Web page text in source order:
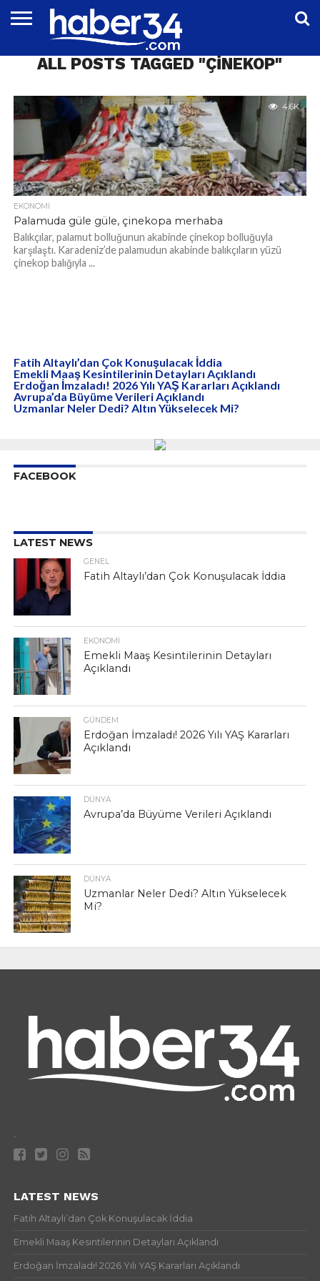
EĞITIM
EKONOMI
GENEL
MAGAZIN
OTOMOTIV
SIYASET
SPOR
TEKNOLOJI
ALL POSTS TAGGED "ÇINEKOP"
4.6K
EKONOMI
Palamuda güle güle, çinekopa merhaba
Balıkçılar, palamut bolluğunun akabinde çinekop bolluğuyla
karşılaştı. Karadeniz’de palamudun akabinde balıkçıların yüzü
çinekop balığıyla ...
Fatih Altaylı’dan Çok Konuşulacak İddia
Emekli Maaş Kesintilerinin Detayları Açıklandı
Erdoğan İmzaladı! 2026 Yılı YAŞ Kararları Açıklandı
Avrupa’da Büyüme Verileri Açıklandı
Uzmanlar Neler Dedi? Altın Yükselecek Mi?
FACEBOOK
LATEST NEWS
GENEL
Fatih Altaylı’dan Çok Konuşulacak İddia
EKONOMI
Emekli Maaş Kesintilerinin Detayları
Açıklandı
GÜNDEM
Erdoğan İmzaladı! 2026 Yılı YAŞ Kararları
Açıklandı
DÜNYA
Avrupa’da Büyüme Verileri Açıklandı
DÜNYA
Uzmanlar Neler Dedi? Altın Yükselecek
Mi?
.
LATEST NEWS
Fatih Altaylı’dan Çok Konuşulacak İddia
Emekli Maaş Kesintilerinin Detayları Açıklandı
Erdoğan İmzaladı! 2026 Yılı YAŞ Kararları Açıklandı